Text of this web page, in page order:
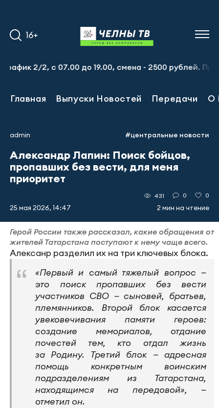
16+
2, с 07.00 до 19.00, смена - 2500 рублей. Пр-т
Главная Выпуски Новостей Передачи О
admin #центральные новости
Александр Лапин: Поиск бойцов,
пропавших без вести, для меня
приоритет
25 мая 2026, 14:47
431 0 0
2 мин на чтение
Герой России также рассказал, какие обращения от
жителей Татарстана поступают к нему чаще всего.
Алексанр разделил их на три ключевых блока.
«Первый и самый тяжелый вопрос —
это поиск пропавших без вести
участников СВО — сыновей, братьев,
племянников. Второй блок касается
увековечивания памяти героев:
создание мемориалов, отдание
почестей тем, кто отдал жизнь
за Родину. Третий блок — адресная
помощь конкретным воинским
подразделениям из Татарстана,
находящимся на передовой», —
отметил он.